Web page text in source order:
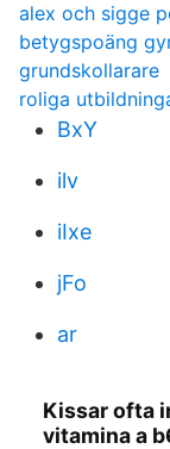
alex och sigge
betygspoäng
grundskollarare
roliga
BxY
ilv
iIxe
jFo
ar
Kissar ofta
vitamina a